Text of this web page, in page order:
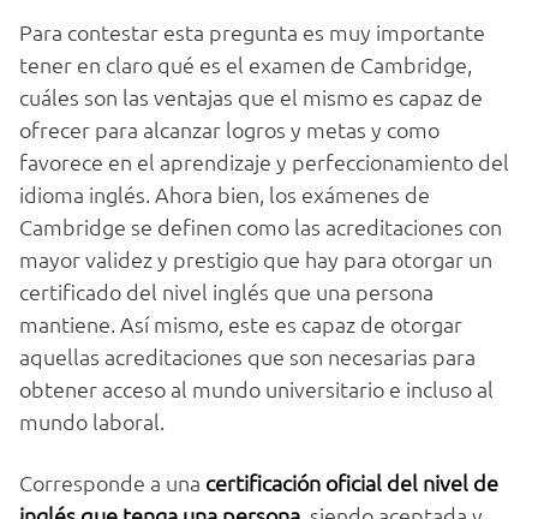
Para contestar esta pregunta es muy importante
tener en claro qué es el examen de Cambridge,
cuáles son las ventajas que el mismo es capaz de
ofrecer para alcanzar logros y metas y como
favorece en el aprendizaje y perfeccionamiento del
idioma inglés. Ahora bien, los exámenes de
Cambridge se definen como las acreditaciones con
mayor validez y prestigio que hay para otorgar un
certificado del nivel inglés que una persona
mantiene. Así mismo, este es capaz de otorgar
aquellas acreditaciones que son necesarias para
obtener acceso al mundo universitario e incluso al
mundo laboral.
Corresponde a una certificación oficial del nivel de